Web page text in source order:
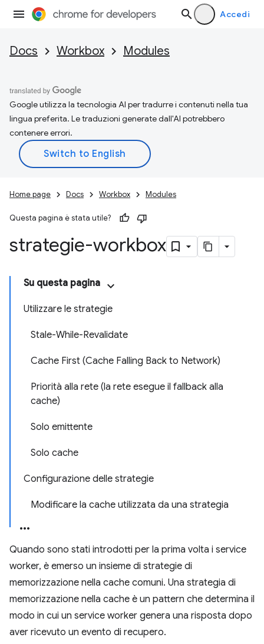
Accedi
Docs Workbox Modules
Google utilizza la tecnologia AI per tradurre i contenuti nella tua
lingua preferita. Le traduzioni generate dall'AI potrebbero
contenere errori.
Home page Docs Workbox Modules
Questa pagina è stata utile?
strategie-workbox
Su questa pagina
Utilizzare le strategie
Stale-While-Revalidate
Cache First (Cache Falling Back to Network)
Priorità alla rete (la rete esegue il fallback alla
cache)
Solo emittente
Solo cache
Configurazione delle strategie
Modificare la cache utilizzata da una strategia
Quando sono stati introdotti per la prima volta i service
worker, è emerso un insieme di strategie di
memorizzazione nella cache comuni. Una strategia di
memorizzazione nella cache è un pattern che determina il
modo in cui un service worker genera una risposta dopo
aver ricevuto un evento di recupero.